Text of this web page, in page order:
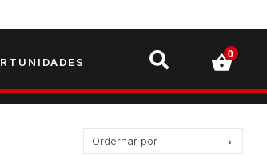
0
Ordernar por